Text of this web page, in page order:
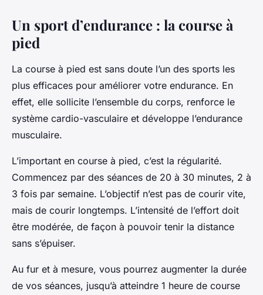
Un sport d’endurance : la course à
pied
La course à pied est sans doute l’un des sports les
plus efficaces pour améliorer votre endurance. En
effet, elle sollicite l’ensemble du corps, renforce le
système cardio-vasculaire et développe l’endurance
musculaire.
L’important en course à pied, c’est la régularité.
Commencez par des séances de 20 à 30 minutes, 2 à
3 fois par semaine. L’objectif n’est pas de courir vite,
mais de courir longtemps. L’intensité de l’effort doit
être modérée, de façon à pouvoir tenir la distance
sans s’épuiser.
Au fur et à mesure, vous pourrez augmenter la durée
de vos séances, jusqu’à atteindre 1 heure de course